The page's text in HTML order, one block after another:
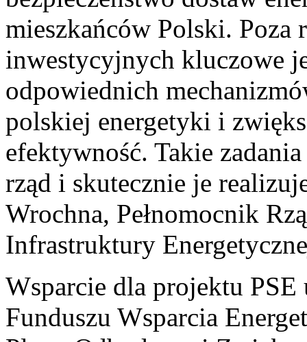
mieszkańców Polski. Poza
inwestycyjnych kluczowe
odpowiednich
polskiej energetyki i
efektywność. Takie
rząd i skutecznie je
Wrochna, Pełnomocnik
Infrastruktury
Wsparcie dla projektu PSE
Funduszu Wsparcia